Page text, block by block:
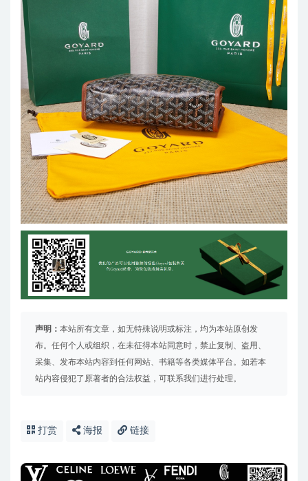
声明： 本站所有文章，如无特殊说明或标注，均为本站原创发
布。任何个人或组织，在未征得本站同意时，禁止复制、盗用、
采集、发布本站内容到任何网站、书籍等各类媒体平台。如若本
站内容侵犯了原著者的合法权益，可联系我们进行处理。
打赏 海报 链接